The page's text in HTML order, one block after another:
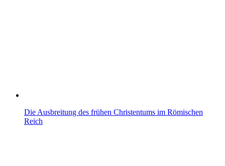
Die Ausbreitung des frühen Christentums im Römischen
Reich